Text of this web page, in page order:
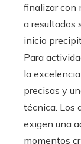
finalizar con
a resultados
inicio
Para
la
precisas y
técnica. Los
exigen una
momentos